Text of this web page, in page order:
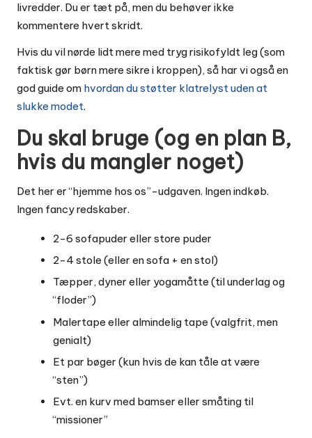
livredder. Du er tæt på, men du behøver ikke
kommentere hvert skridt.
Hvis du vil nørde lidt mere med tryg risikofyldt leg (som
faktisk gør børn mere sikre i kroppen), så har vi også en
god guide om hvordan du støtter klatrelyst uden at
slukke modet.
Du skal bruge (og en plan B,
hvis du mangler noget)
Det her er “hjemme hos os”-udgaven. Ingen indkøb.
Ingen fancy redskaber.
2-6 sofapuder eller store puder
2-4 stole (eller en sofa + en stol)
Tæpper, dyner eller yogamåtte (til underlag og
“floder”)
Malertape eller almindelig tape (valgfrit, men
genialt)
Et par bøger (kun hvis de kan tåle at være
“sten”)
Evt. en kurv med bamser eller småting til
“missioner”